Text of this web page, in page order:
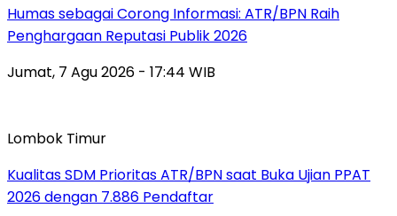
Humas sebagai Corong Informasi: ATR/BPN Raih
Penghargaan Reputasi Publik 2026
Jumat, 7 Agu 2026 - 17:44 WIB
Lombok Timur
Kualitas SDM Prioritas ATR/BPN saat Buka Ujian PPAT
2026 dengan 7.886 Pendaftar